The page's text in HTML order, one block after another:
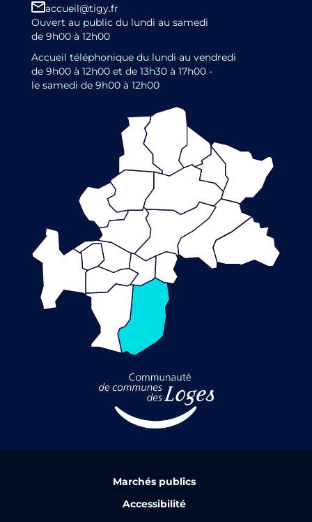
accueil@tigy.fr
Ouvert au public du lundi au samedi
de 9h00 à 12h00
Accueil téléphonique du lundi au vendredi
de 9h00 à 12h00 et de 13h30 à 17h00 -
le samedi de 9h00 à 12h00
Marchés publics
Accessibilité